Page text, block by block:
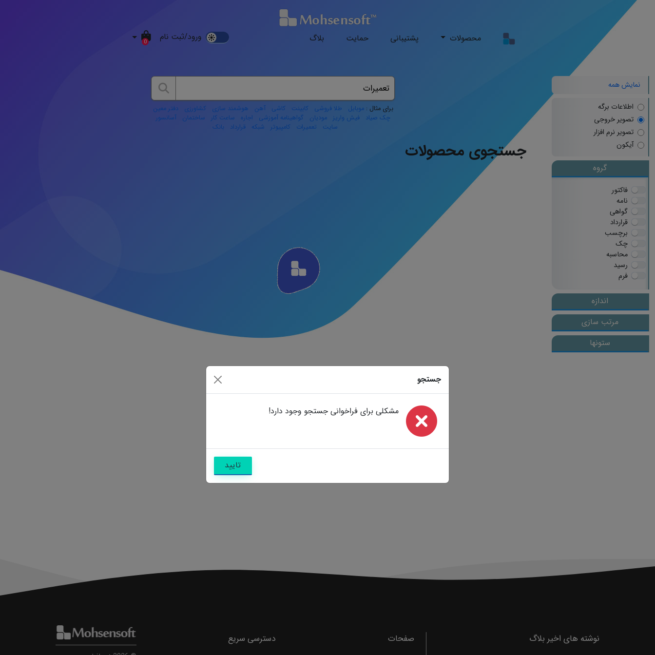
محصولات پشتیبانی حمایت بلاگ
Dark
ورود/ثبت نام 0
نمایش همه
اطلاعات برگه
تصویر خروجی
تصویر نرم افزار
آیکون
گروه
فاکتور
نامه
گواهی
قرارداد
برچسب
چک
محاسبه
رسید
فرم
اندازه
مرتب سازی
ستونها
برای مثال :موبایل طلا فروشی کابینت کاشی آهن هوشمند سازی کشاورزی
دفتر معین
چک صیاد
فیش واریز مودیان گواهینامه آموزشی اجاره ساعت کار ساختمان
آسانسور
سایت
تعمیرات کامپیوتر شبکه قرارداد بانک
جستجوی محصولات
نوشته های اخیر بلاگ صفحات دسترسی سریع
جستجو
مشکلی برای فراخوانی جستجو وجود دارد!
تایید